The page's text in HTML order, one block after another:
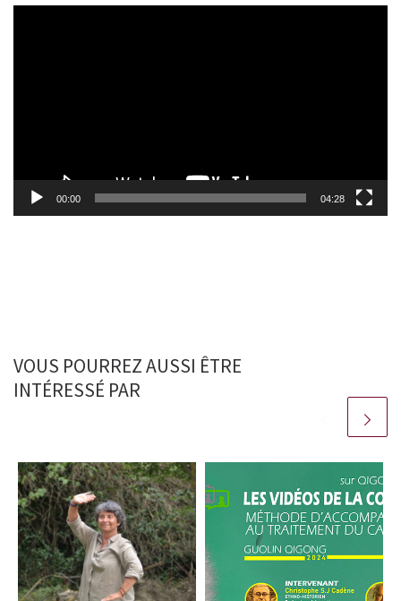
00:00 04:28
VOUS POURREZ AUSSI ÊTRE
INTÉRESSÉ PAR